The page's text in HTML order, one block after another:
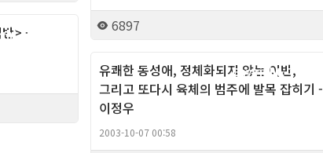
6897
Theory
> -
Gay right, Theory
유쾌한 동성애, 정체화되지 않는 이반,
그리고 또다시 육체의 범주에 발목 잡히기 -
이정우
2003-10-07 00:58